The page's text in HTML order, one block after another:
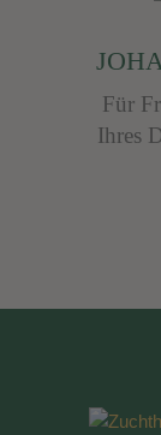
Für
Ihres